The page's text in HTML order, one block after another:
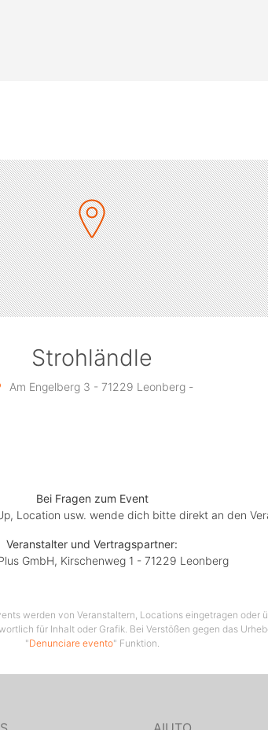
Strohländle
Am Engelberg 3 - 71229 Leonberg -
Bei Fragen zum Event
Location usw. wende dich bitte direkt an den
Veranstalter und Vertragspartner:
GmbH, Kirschenweg 1 - 71229 Leonberg
werden von Veranstaltern, Locations eingetragen oder
für Inhalt oder Grafik. Bei Verstößen gegen das
"Denunciare evento" Funktion.